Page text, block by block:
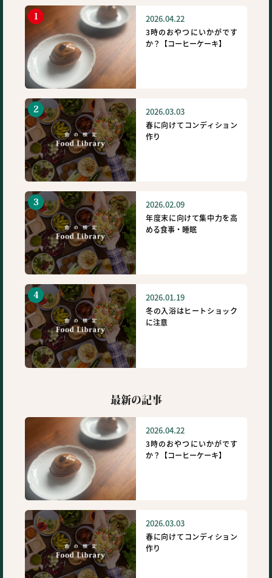
2026.04.22
3時のおやつにいかがです
か？【コーヒーケーキ】
2026.03.03
春に向けてコンディション
作り
2026.02.09
年度末に向けて集中力を高
める食事・睡眠
2026.01.19
冬の入浴はヒートショック
に注意
最新の記事
2026.04.22
3時のおやつにいかがです
か？【コーヒーケーキ】
2026.03.03
春に向けてコンディション
作り